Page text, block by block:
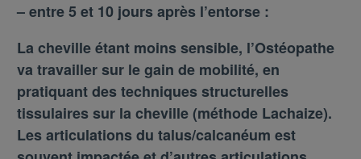
–entre 5 et 10 jours après l’entorse :
La cheville étant moins sensible, l’Ostéopathe
va travailler sur le gain de mobilité, en
pratiquant des techniques structurelles
tissulaires sur la cheville (méthode Lachaize).
Les articulations du talus/calcanéum est